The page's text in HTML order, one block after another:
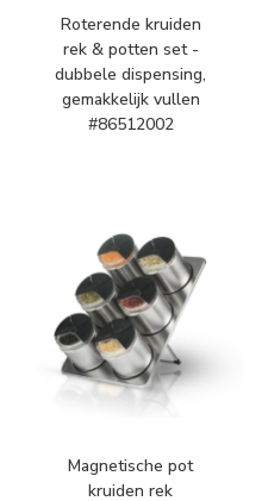
Roterende kruiden
rek & potten set -
dubbele dispensing,
gemakkelijk vullen
#86512002
Magnetische pot
kruiden rek